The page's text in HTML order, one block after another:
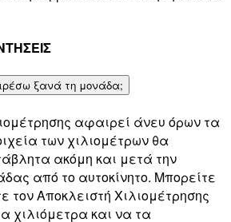
ξανά τη μονάδα;
αφαιρεί άνευ όρων τα
των χιλιομέτρων θα
ακόμη και μετά την
από το αυτοκίνητο. Μπορείτε
τον Αποκλειστή Χιλιομέτρησης
χιλιόμετρα και να τα